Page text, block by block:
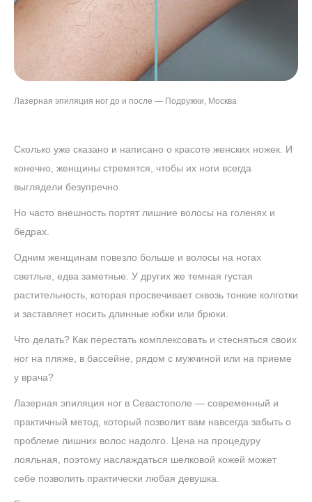
Лазерная эпиляция ног до и после — Подружки, Москва
Сколько уже сказано и написано о красоте женских ножек. И
конечно, женщины стремятся, чтобы их ноги всегда
выглядели безупречно.
Но часто внешность портят лишние волосы на голенях и
бедрах.
Одним женщинам повезло больше и волосы на ногах
светлые, едва заметные. У других же темная густая
растительность, которая просвечивает сквозь тонкие колготки
и заставляет носить длинные юбки или брюки.
Что делать? Как перестать комплексовать и стесняться своих
ног на пляже, в бассейне, рядом с мужчиной или на приеме
у врача?
Лазерная эпиляция ног в Севастополе — современный и
практичный метод, который позволит вам навсегда забыть о
проблеме лишних волос надолго. Цена на процедуру
лояльная, поэтому наслаждаться шелковой кожей может
себе позволить практически любая девушка.